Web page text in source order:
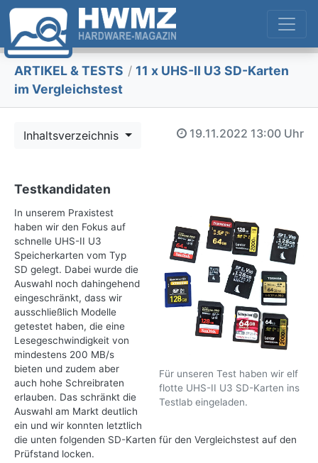
ARTIKEL & TESTS / 11 x UHS-II U3 SD-Karten
im Vergleichstest
Inhaltsverzeichnis 19.11.2022 13:00 Uhr
Testkandidaten
Für unseren Test haben wir elf
flotte UHS-II U3 SD-Karten ins
Testlab eingeladen.
In unserem Praxistest
haben wir den Fokus auf
schnelle UHS-II U3
Speicherkarten vom Typ
SD gelegt. Dabei wurde die
Auswahl noch dahingehend
eingeschränkt, dass wir
ausschließlich Modelle
getestet haben, die eine
Lesegeschwindigkeit von
mindestens 200 MB/s
bieten und zudem aber
auch hohe Schreibraten
erlauben. Das schränkt die
Auswahl am Markt deutlich
ein und wir konnten letztlich
die unten folgenden SD-Karten für den Vergleichstest auf den
Prüfstand locken.